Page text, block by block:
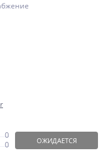
0
0 ОЖИДАЕТСЯ